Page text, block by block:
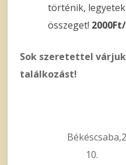
történik,
összeget! 2000Ft/
Sok szeretettel
találkozást!